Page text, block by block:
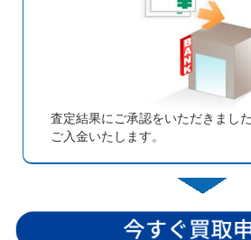
査定結果にご承認をいただきまし
ご入金いたします。